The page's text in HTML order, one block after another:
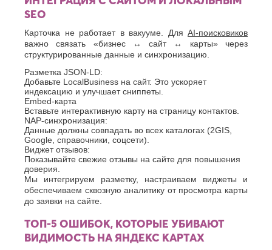
SEO
Карточка не работает в вакууме. Для AI-поисковиков
важно связать «бизнес ↔ сайт ↔ карты» через
структурированные данные и синхронизацию.
Разметка JSON-LD:
Добавьте LocalBusiness на сайт. Это ускоряет
индексацию и улучшает сниппеты.
Embed-карта
Вставьте интерактивную карту на страницу контактов.
NAP-синхронизация:
Данные должны совпадать во всех каталогах (2GIS,
Google, справочники, соцсети).
Виджет отзывов:
Показывайте свежие отзывы на сайте для повышения
доверия.
Мы интегрируем разметку, настраиваем виджеты и
обеспечиваем сквозную аналитику от просмотра карты
до заявки на сайте.
ТОП-5 ОШИБОК, КОТОРЫЕ УБИВАЮТ
ВИДИМОСТЬ НА ЯНДЕКС КАРТАХ